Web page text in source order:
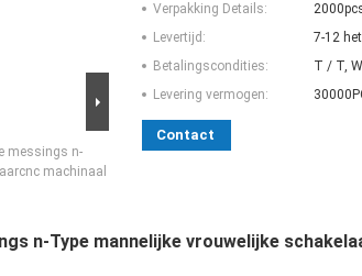
messings n-
machinaal
Verpakking Details:
Levertijd:
7-12
Betalingscondities:
T / T,
Levering vermogen:
Contact
n-Type mannelijke vrouwelijke